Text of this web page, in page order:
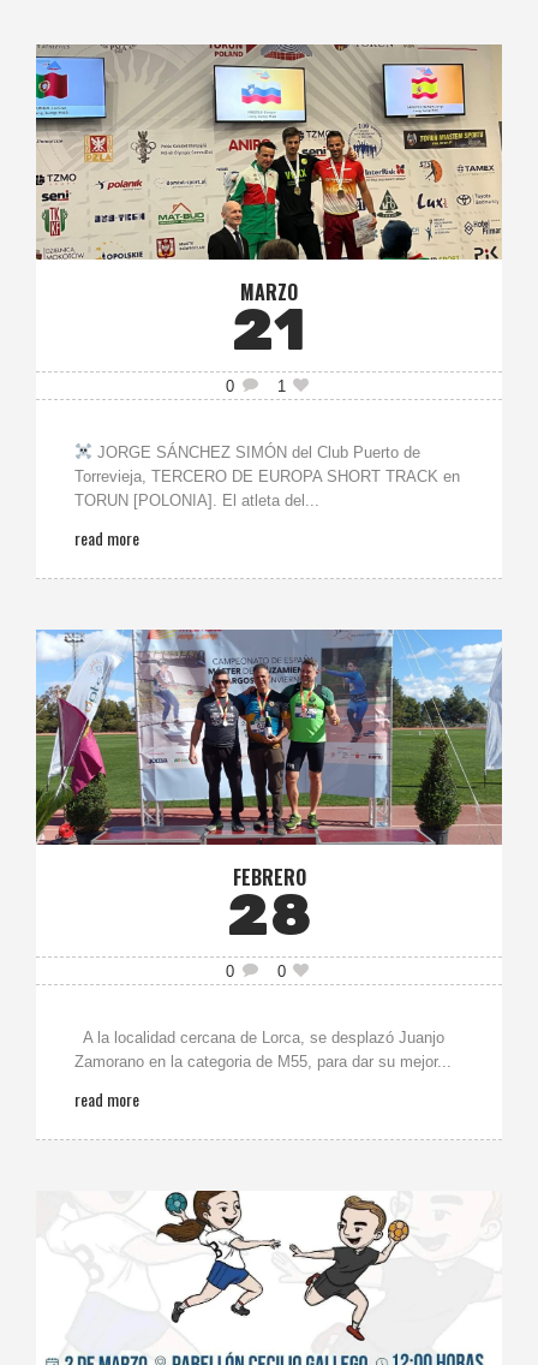
MARZO
21
0 1
JORGE SÁNCHEZ SIMÓN del Club Puerto de
Torrevieja, TERCERO DE EUROPA SHORT TRACK en
TORUN [POLONIA]. El atleta del...
read more
FEBRERO
28
0 0
A la localidad cercana de Lorca, se desplazó Juanjo
Zamorano en la categoria de M55, para dar su mejor...
read more